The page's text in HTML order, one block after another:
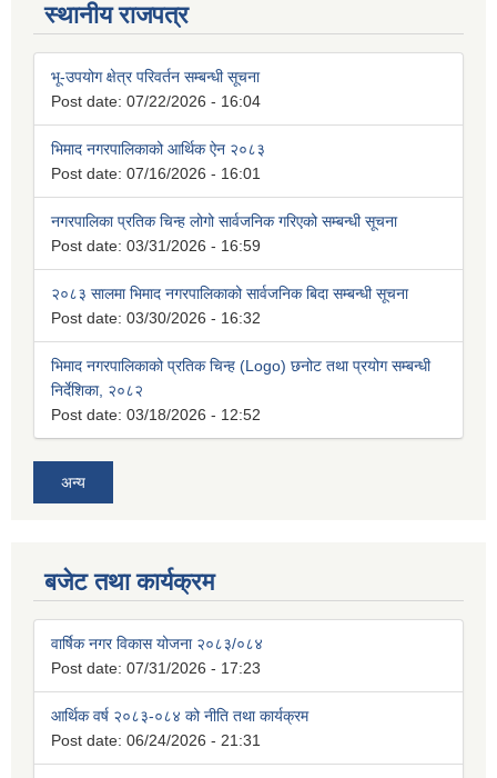
स्थानीय राजपत्र
भू-उपयोग क्षेत्र परिवर्तन सम्बन्धी सूचना
Post date: 07/22/2026 - 16:04
भिमाद नगरपालिकाको आर्थिक ऐन २०८३
Post date: 07/16/2026 - 16:01
नगरपालिका प्रतिक चिन्ह लोगो सार्वजनिक गरिएको सम्बन्धी सूचना
Post date: 03/31/2026 - 16:59
२०८३ सालमा भिमाद नगरपालिकाको सार्वजनिक बिदा सम्बन्धी सूचना
Post date: 03/30/2026 - 16:32
भिमाद नगरपालिकाको प्रतिक चिन्ह (Logo) छनोट तथा प्रयोग सम्बन्धी
निर्देशिका, २०८२
Post date: 03/18/2026 - 12:52
अन्य
बजेट तथा कार्यक्रम
वार्षिक नगर विकास योजना २०८३/०८४
Post date: 07/31/2026 - 17:23
आर्थिक वर्ष २०८३-०८४ को नीति तथा कार्यक्रम
Post date: 06/24/2026 - 21:31